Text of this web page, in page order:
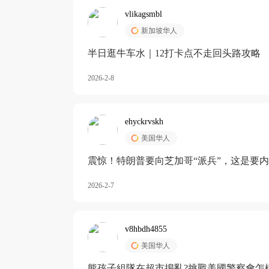
vlikagsmbl
新加坡华人
半日逛牛车水｜12打卡点不走回头路攻略
2026-2-8
ehyckrvskh
美国华人
震惊！特朗普要向芝加哥“派兵”，这是要
2026-2-7
v8hbdh4855
美国华人